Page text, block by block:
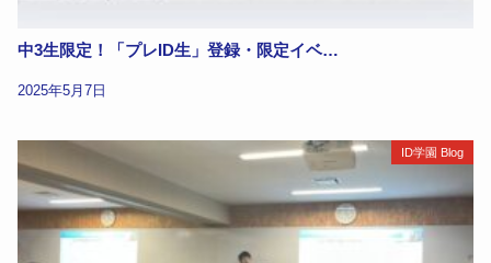
中3生限定！「プレID生」登録・限定イベ…
2025年5月7日
ID学園 Blog